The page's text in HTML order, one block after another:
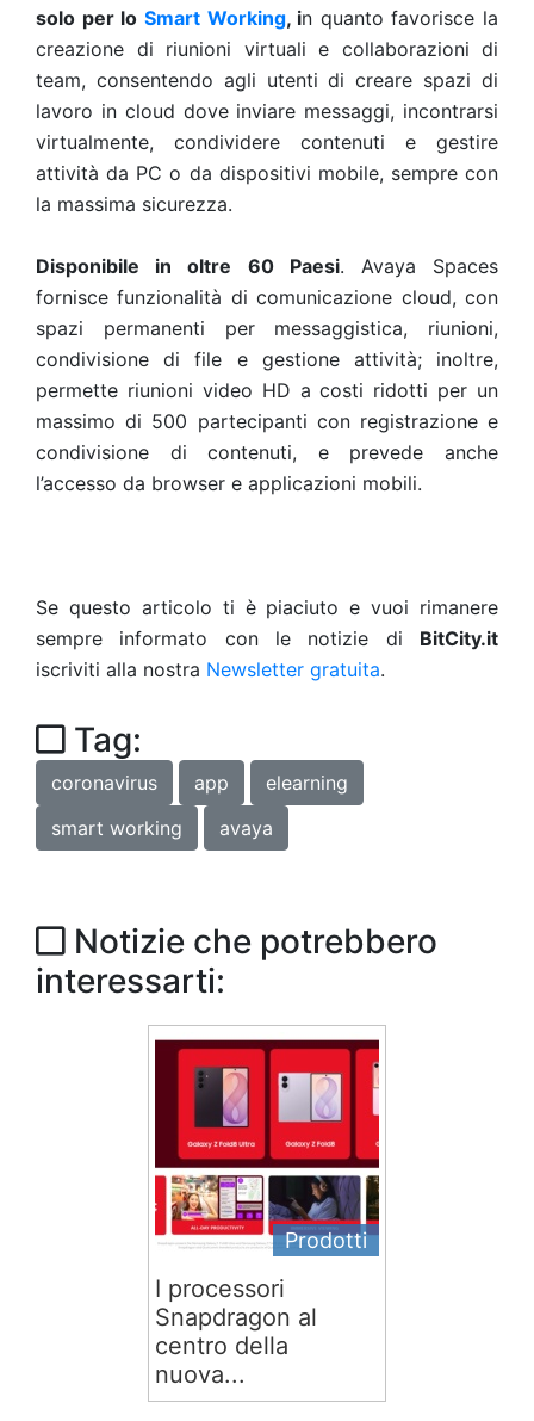
solo per lo Smart Working, in quanto favorisce la
creazione di riunioni virtuali e collaborazioni di
team, consentendo agli utenti di creare spazi di
lavoro in cloud dove inviare messaggi, incontrarsi
virtualmente, condividere contenuti e gestire
attività da PC o da dispositivi mobile, sempre con
la massima sicurezza.
Disponibile in oltre 60 Paesi. Avaya Spaces
fornisce funzionalità di comunicazione cloud, con
spazi permanenti per messaggistica, riunioni,
condivisione di file e gestione attività; inoltre,
permette riunioni video HD a costi ridotti per un
massimo di 500 partecipanti con registrazione e
condivisione di contenuti, e prevede anche
l’accesso da browser e applicazioni mobili.
Se questo articolo ti è piaciuto e vuoi rimanere
sempre informato con le notizie di BitCity.it
iscriviti alla nostra Newsletter gratuita.
Tag:
coronavirus app
elearning
smart working
avaya
Notizie che potrebbero
interessarti:
Prodotti
I processori
Snapdragon al
centro della
nuova...